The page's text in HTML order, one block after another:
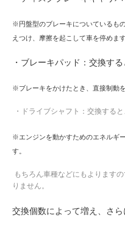
※円盤型のブレーキについているも
えつけ、摩擦を起こして車を停めま
・ブレーキパッド：交換する
※ブレーキをかけたとき、直接制動を
・ドライブシャフト：交換すると
※エンジンを動かすためのエネルギ
す。
もちろん車種などにもよります
りません。
交換個数によって増え、さら